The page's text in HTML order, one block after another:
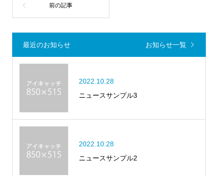
最近のお知らせ お知らせ一覧
2022.10.28
ニュースサンプル3
2022.10.28
ニュースサンプル2